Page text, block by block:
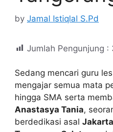
by Jamal Istiqlal S.Pd
Jumlah Pengunjung :
Sedang mencari guru
mengajar semua mata
hingga SMA serta
Anastasya Tania,
berdedikasi asal